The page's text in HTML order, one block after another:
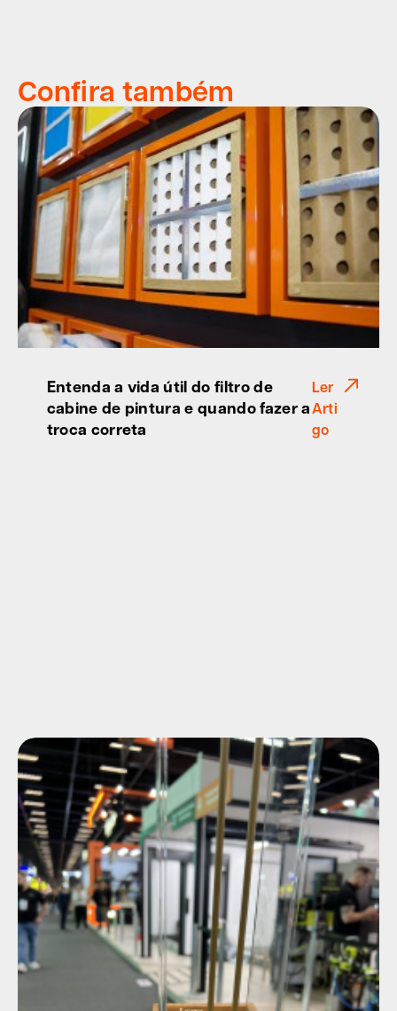
Confira também
Entenda a vida útil do filtro de
cabine de pintura e quando fazer a
troca correta
Ler
Arti
go